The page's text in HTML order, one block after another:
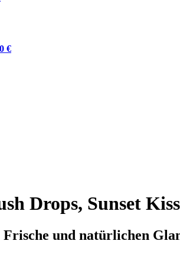
€
Drops, Sunset
und natürlichen